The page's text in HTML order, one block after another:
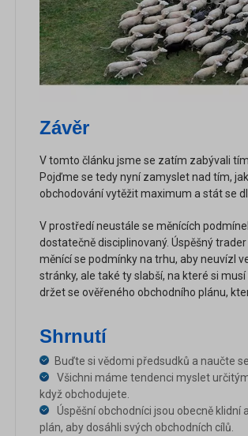
Závěr
V tomto článku jsme se zatím zabývali
Pojďme se tedy nyní zamyslet nad tím,
obchodování vytěžit maximum a stát se
V prostředí neustále se měnících
dostatečně disciplinovaný. Úspěšný
měnící se podmínky na trhu, aby neuvízl
stránky, ale také ty slabší, na které si
držet se ověřeného obchodního plánu,
Shrnutí
Buďte si vědomi předsudků a naučte
Všichni máme tendenci myslet
když obchodujete.
Úspěšní obchodníci jsou obecně
plán, aby dosáhli svých obchodních cílů.